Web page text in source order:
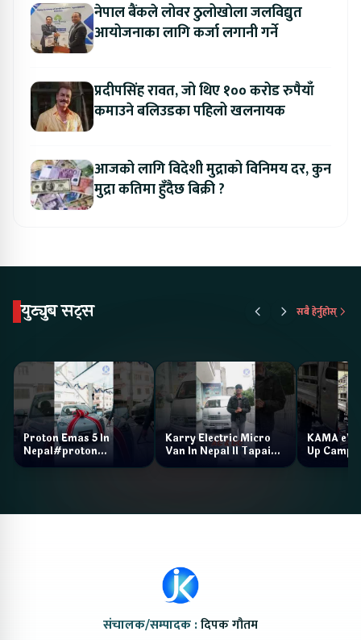
नेपाल बैंकले लोवर ठुलोखोला जलविद्युत
आयोजनाका लागि कर्जा लगानी गर्ने
प्रदीपसिंह रावत, जो थिए १०० करोड रुपैयाँ
कमाउने बलिउडका पहिलो खलनायक
आजको लागि विदेशी मुद्राको विनिमय दर, कुन
मुद्रा कतिमा हुँदैछ बिक्री ?
युट्युब सट्स सबै हेर्नुहोस्
Proton Emas 5 In
Nepal#proton
#protonemas5#protonnepal#evcarnepal
Karry Electric Micro
Van In Nepal II Tapaiko
Bazar II Jankari
KAMA eV
Up Camp
संचालक/सम्पादक :दिपक गौतम